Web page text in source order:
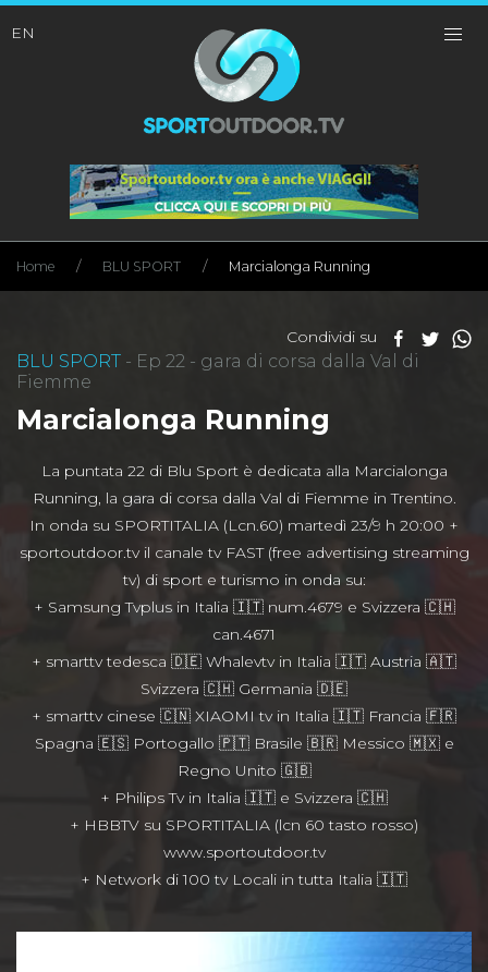
EN
Home BLU SPORT Marcialonga Running
Condividi su
BLU SPORT - Ep 22 - gara di corsa dalla Val di
Fiemme
Marcialonga Running
La puntata 22 di Blu Sport è dedicata alla Marcialonga
Running, la gara di corsa dalla Val di Fiemme in Trentino.
In onda su SPORTITALIA (Lcn.60) martedì 23/9 h 20:00 +
sportoutdoor.tv il canale tv FAST (free advertising streaming
tv) di sport e turismo in onda su:
+ Samsung Tvplus in Italia 🇮🇹 num.4679 e Svizzera 🇨🇭
can.4671
+ smarttv tedesca 🇩🇪 Whalevtv in Italia 🇮🇹 Austria 🇦🇹
Svizzera 🇨🇭 Germania 🇩🇪
+ smarttv cinese 🇨🇳 XIAOMI tv in Italia 🇮🇹 Francia 🇫🇷
Spagna 🇪🇸 Portogallo 🇵🇹 Brasile 🇧🇷 Messico 🇲🇽 e
Regno Unito 🇬🇧
+ Philips Tv in Italia 🇮🇹 e Svizzera 🇨🇭
+ HBBTV su SPORTITALIA (lcn 60 tasto rosso)
www.sportoutdoor.tv
+ Network di 100 tv Locali in tutta Italia 🇮🇹